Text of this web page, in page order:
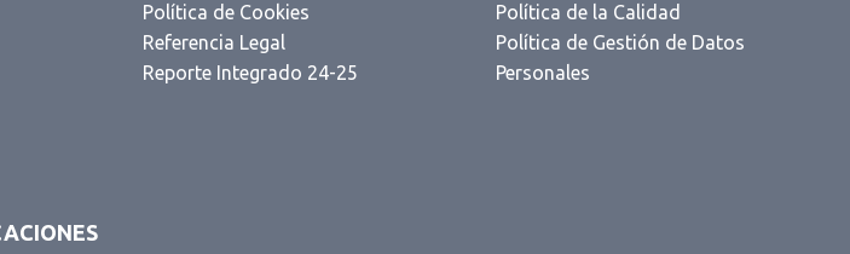
Política de Cookies
Referencia Legal
Reporte Integrado 24-25
Política de la Calidad
Política de Gestión de Datos
Personales